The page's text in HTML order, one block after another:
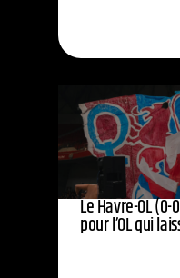
Le Havre-OL
pour l’OL qui